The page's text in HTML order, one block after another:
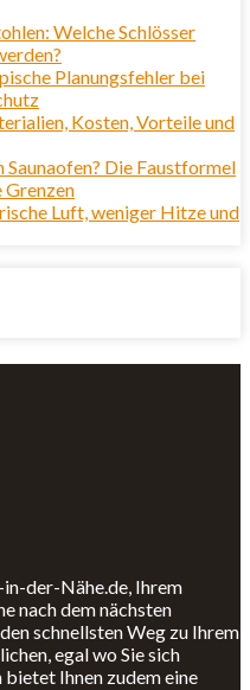
Welche Schlösser
Planungsfehler bei
Kosten, Vorteile und
Die Faustformel
Grenzen
Luft, weniger Hitze und
der-Nähe.de, Ihrem
nach dem nächsten
schnellsten Weg zu Ihrem
egal wo Sie sich
Ihnen zudem eine